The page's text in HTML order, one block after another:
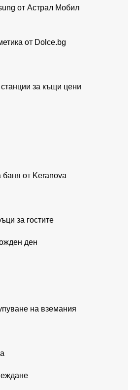
от Астрал Мобил
от Dolce.bg
за къщи цени
от Keranova
за гостите
ден
на вземания